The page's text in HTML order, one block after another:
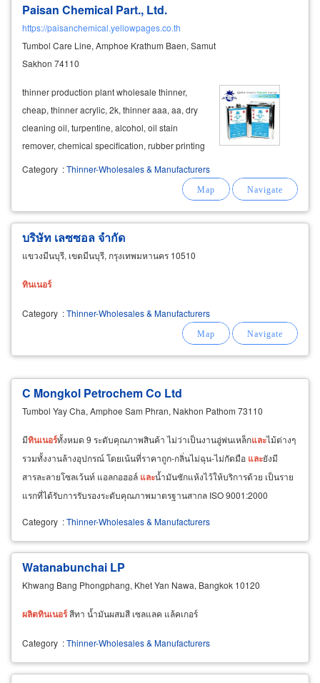
Paisan Chemical Part., Ltd.
https://paisanchemical.yellowpages.co.th
Tumbol Care Line, Amphoe Krathum Baen, Samut
Sakhon 74110
thinner production plant wholesale thinner,
cheap, thinner acrylic, 2k, thinner aaa, aa, dry
cleaning oil, turpentine, alcohol, oil stain
remover, chemical specification, rubber printing
industrial chemicals, spraying, wiping, cleaning
Category :Thinner-Wholesales & Manufacturers
บริษัท เลซซอล จำกัด
แขวงมีนบุรี, เขตมีนบุรี, กรุงเทพมหานคร 10510
ทินเนอร์
Category :Thinner-Wholesales & Manufacturers
C Mongkol Petrochem Co Ltd
Tumbol Yay Cha, Amphoe Sam Phran, Nakhon Pathom 73110
มีทินเนอร์ทั้งหมด 9 ระดับคุณภาพสินค้า ไม่ว่าเป็นงานอู่พ่นเหล็กและไม้ต่างๆ
รวมทั้งงานล้างอุปกรณ์ โดยเน้นที่ราคาถูก-กลิ่นไม่ฉุน-ไม่กัดมือ และยังมี
สารละลายโซลเว้นท์ แอลกอฮอล์ และน้ำมันซักแห้งไว้ให้บริการด้วย เป็นราย
แรกที่ได้รับการรับรองระดับคุณภาพมาตรฐานสากล ISO 9001:2000
Category :Thinner-Wholesales & Manufacturers
Watanabunchai LP
Khwang Bang Phongphang, Khet Yan Nawa, Bangkok 10120
ผลิตทินเนอร์สีทา น้ำมันผสมสี เซลแลค แล้คเกอร์
Category :Thinner-Wholesales & Manufacturers